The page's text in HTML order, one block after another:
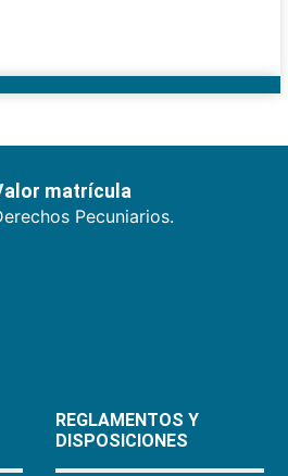
matrícula
Pecuniarios.
REGLAMENTOS Y
DISPOSICIONES